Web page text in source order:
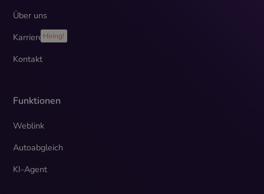
Über uns
Karriere Hiring!
Kontakt
Funktionen
Weblink
Autoabgleich
KI-Agent